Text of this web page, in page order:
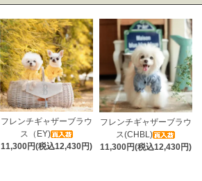
フレンチギャザーブラウ
ス（EY)
11,300円(税込12,430円)
フレンチギャザーブラウ
ス(CHBL)
11,300円(税込12,430円)